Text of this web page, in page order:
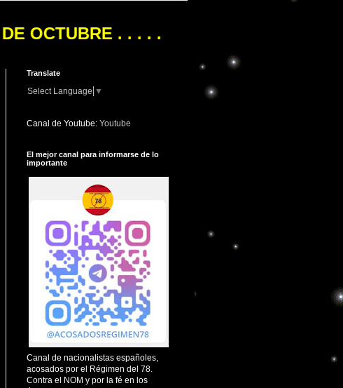
. . . . . . . . . . . .
Translate
Select Language ▼
Canal de Youtube: Youtube
El mejor canal para informarse de lo
importante
Canal de nacionalistas españoles,
acosados por el Régimen del 78.
Contra el NOM y por la fé en los